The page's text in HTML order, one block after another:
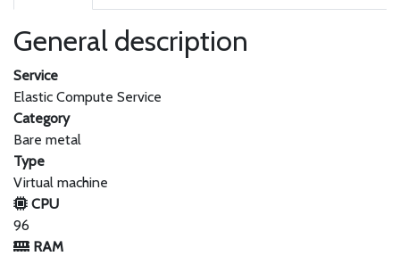
General description
Service
Elastic Compute Service
Category
Bare metal
Type
Virtual machine
CPU
96
RAM